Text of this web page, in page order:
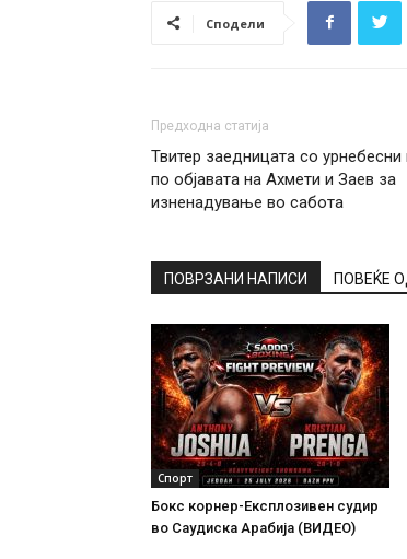
Сподели
Предходна статија
Твитер заедницата со
по објавата на Ахмети и Заев за
изненадување во сабота
ПОВРЗАНИ НАПИСИ ПОВЕЌЕ
Спорт
Бокс корнер-Експлозивен судир
во Саудиска Арабија (ВИДЕО)